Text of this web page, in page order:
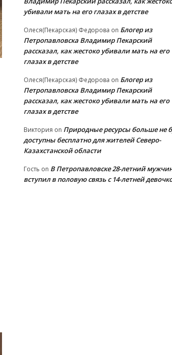
убивали мать на его глазах в детстве
Олеся(Пекарская) Федорова on Блогер из
Петропавловска Владимир Пекарский
рассказал, как жестоко убивали мать на его
глазах в детстве
Олеся(Пекарская) Федорова on Блогер из
Петропавловска Владимир Пекарский
рассказал, как жестоко убивали мать на его
глазах в детстве
Виктория on Природные ресурсы больше не
доступны бесплатно для жителей Северо-
Казахстанской области
Гость on В Петропавловске 28-летний
вступил в половую связь с 14-летней